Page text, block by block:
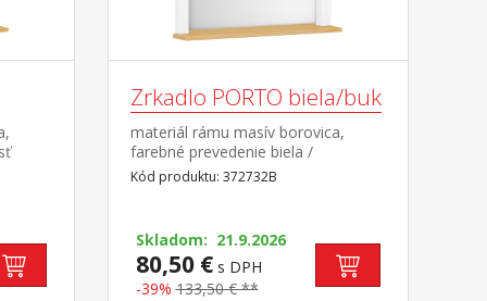
Zrkadlo PORTO biela/buk
materiál rámu masív borovica,
farebné prevedenie biela /
buk súčasť zostavy PORTO
biela/buk
Kód produktu: 372732B
Skladom: 21.9.2026
80,50 €s DPH
-39% 133,50 € **